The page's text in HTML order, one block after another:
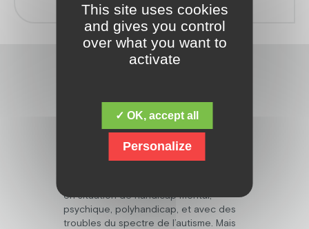
Découvrez la fondation Jacques Chirac,
en situation de handicap mental,
psychique, polyhandicap, et avec des
troubles du spectre de l’autisme. Mais
This site uses cookies
and gives you control
over what you want to
activate
✓ OK, accept all
Personalize